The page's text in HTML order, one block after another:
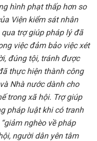
hình phạt thấp hơn so
Viện kiểm sát nhân
trợ giúp pháp lý đã
việc đảm bảo việc xét
đúng tội, tránh được
thực hiện thành công
Nhà nước dành cho
trong xã hội. Trợ giúp
pháp luật khi có tranh
nghèo về pháp
người dân yên tâm